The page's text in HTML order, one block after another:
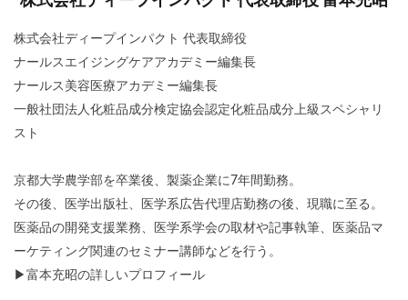
株式会社ディープインパクト 代表取締役
ナールスエイジングケアアカデミー編集長
ナールス美容医療アカデミー編集長
一般社団法人化粧品成分検定協会認定化粧品成分上級スペシャリ
スト
京都大学農学部を卒業後、製薬企業に7年間勤務。
その後、医学出版社、医学系広告代理店勤務の後、現職に至る。
医薬品の開発支援業務、医学系学会の取材や記事執筆、医薬品マ
ーケティング関連のセミナー講師などを行う。
▶ 富本充昭の詳しいプロフィール